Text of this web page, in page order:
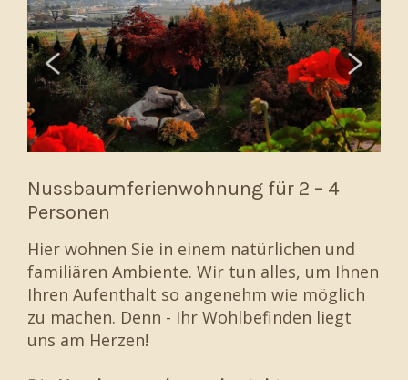
Nussbaumferienwohnung für 2 – 4
Personen
Hier wohnen Sie in einem natürlichen und
familiären Ambiente. Wir tun alles, um Ihnen
Ihren Aufenthalt so angenehm wie möglich
zu machen. Denn - Ihr Wohlbefinden liegt
uns am Herzen!